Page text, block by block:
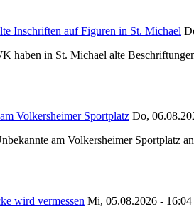
Inschriften auf Figuren in St. Michael
haben in St. Michael alte
Volkersheimer Sportplatz Do,
am Volkersheimer Sportplatz
wird vermessen Mi, 05.08.2026 - 16:04